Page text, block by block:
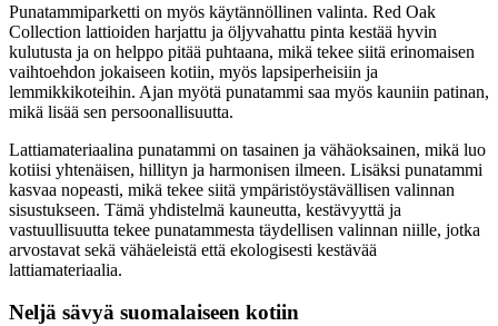
Punatammiparketti on myös käytännöllinen valinta. Red Oak
Collection lattioiden harjattu ja öljyvahattu pinta kestää hyvin
kulutusta ja on helppo pitää puhtaana, mikä tekee siitä erinomaisen
vaihtoehdon jokaiseen kotiin, myös lapsiperheisiin ja
lemmikkikoteihin. Ajan myötä punatammi saa myös kauniin patinan,
mikä lisää sen persoonallisuutta.
Lattiamateriaalina punatammi on tasainen ja vähäoksainen, mikä luo
kotiisi yhtenäisen, hillityn ja harmonisen ilmeen. Lisäksi punatammi
kasvaa nopeasti, mikä tekee siitä ympäristöystävällisen valinnan
sisustukseen. Tämä yhdistelmä kauneutta, kestävyyttä ja
vastuullisuutta tekee punatammesta täydellisen valinnan niille, jotka
arvostavat sekä vähäeleistä että ekologisesti kestävää
lattiamateriaalia.
Neljä sävyä suomalaiseen kotiin